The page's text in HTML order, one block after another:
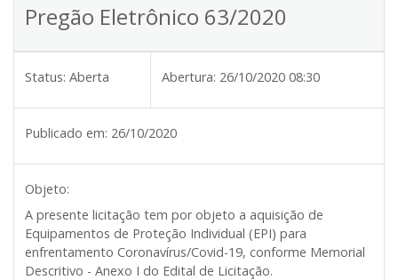
Pregão Eletrônico 63/2020
Status: Aberta Abertura: 26/10/2020 08:30
Publicado em: 26/10/2020
Objeto:
A presente licitação tem por objeto a aquisição de
Equipamentos de Proteção Individual (EPI) para
enfrentamento Coronavírus/Covid-19, conforme Memorial
Descritivo - Anexo I do Edital de Licitação.